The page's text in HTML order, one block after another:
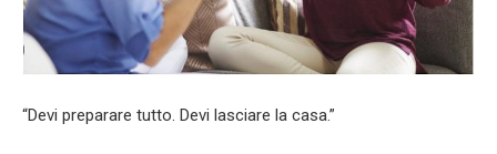
“Devi preparare tutto. Devi lasciare la casa.”